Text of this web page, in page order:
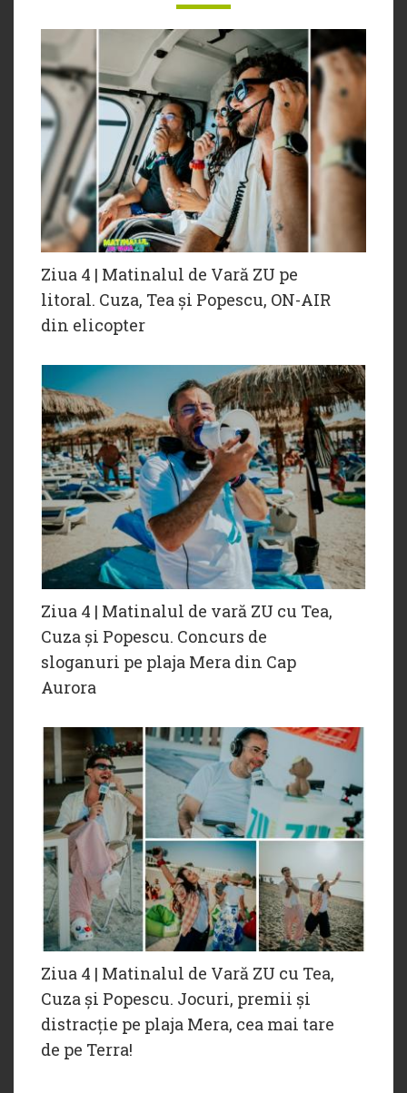
Ziua 4 | Matinalul de Vară ZU pe
litoral. Cuza, Tea și Popescu, ON-AIR
din elicopter
Ziua 4 | Matinalul de vară ZU cu Tea,
Cuza și Popescu. Concurs de
sloganuri pe plaja Mera din Cap
Aurora
Ziua 4 | Matinalul de Vară ZU cu Tea,
Cuza și Popescu. Jocuri, premii și
distracție pe plaja Mera, cea mai tare
de pe Terra!